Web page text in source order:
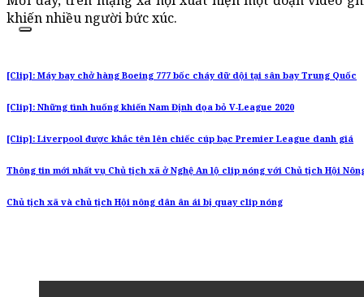
khiến nhiều người bức xúc.
[Clip]: Máy bay chở hàng Boeing 777 bốc cháy dữ dội tại sân bay Trung Quốc
[Clip]: Những tình huống khiến Nam Định dọa bỏ V-League 2020
[Clip]: Liverpool được khắc tên lên chiếc cúp bạc Premier League danh giá
Thông tin mới nhất vụ Chủ tịch xã ở Nghệ An lộ clip nóng với Chủ tịch Hội
Chủ tịch xã và chủ tịch Hội nông dân ân ái bị quay clip nóng